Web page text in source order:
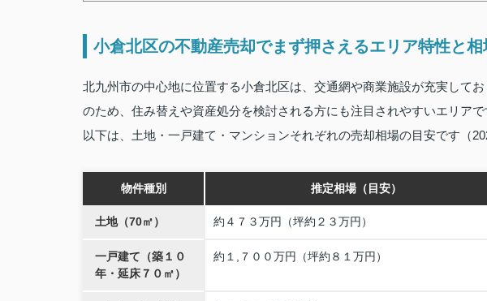
小倉北区の不動産売却でまず押さえるエリア特性と相
北九州市の中心地に位置する小倉北区は、交通網や商業施設が充実して
のため、住み替えや資産処分を検討される方にも注目されやすいエリアで
以下は、土地・一戸建て・マンションそれぞれの売却相場の目安です（
物件種別 推定相場（目安）
土地（70㎡） 約４７３万円（坪約２３万円）
一戸建て（築１０
年・延床７０㎡）
約１,７００万円（坪約８１万円）